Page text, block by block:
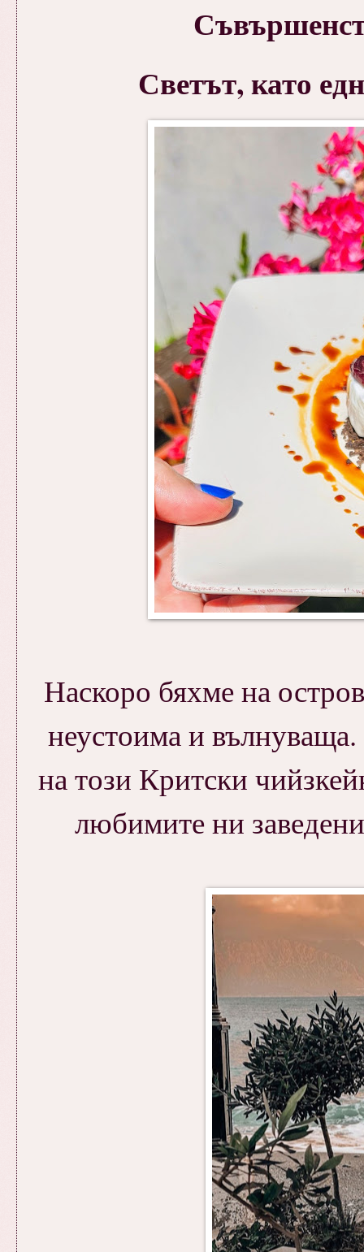
Светът, като
Наскоро бяхме на
неустоима и
на този Критски
любимите ни